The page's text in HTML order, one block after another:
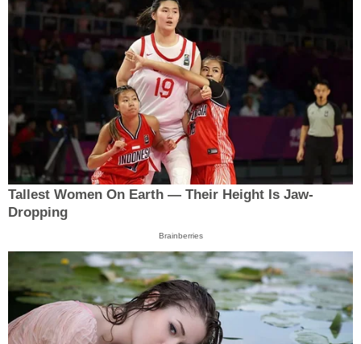
Tallest Women On Earth — Their Height Is Jaw-
Dropping
Brainberries